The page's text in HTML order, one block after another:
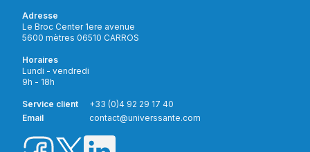
Incontinence
Soins & Diagnostic
Aide à la mobilité
Matériel de location
Nouveautés
Promotions
Prix barrés
Mon compte
Livraison et paiement
Adresse
Le Broc Center 1ere avenue
5600 mètres 06510 CARROS
Horaires
Lundi - vendredi
9h - 18h
Service client
+33 (0)4 92 29 17 40
Email
contact@universsante.com